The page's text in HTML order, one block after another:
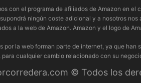
con el programa de afiliados de Amazon en
ningún coste adicional y a nosotros
a la web de Amazon. Amazon y el logo de
por la web forman parte de internet, ya que
cualquier cambio relacionado con su
© Todos los